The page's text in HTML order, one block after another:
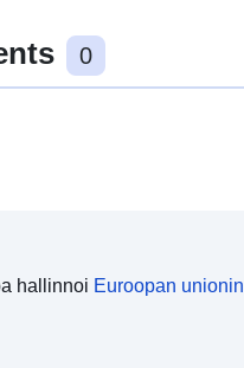
0
hallinnoi Euroopan unionin